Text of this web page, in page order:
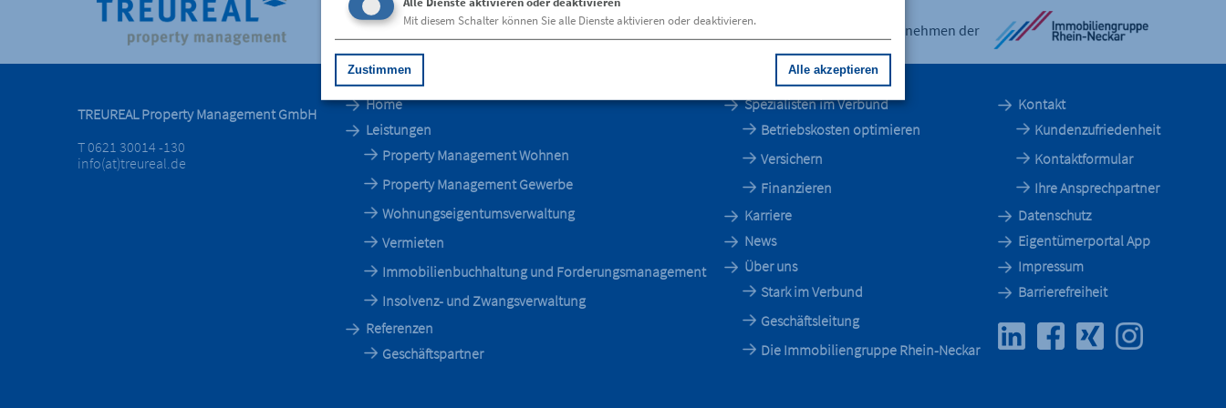
Ein Unternehmen der
TREUREAL Property Management GmbH
T 0621 30014 -130
info(at)treureal.de
Home
Leistungen
Property Management Wohnen
Property Management Gewerbe
Wohnungseigentumsverwaltung
Vermieten
Immobilienbuchhaltung und Forderungsmanagement
Insolvenz- und Zwangsverwaltung
Referenzen
Geschäftspartner
Spezialisten im Verbund
Betriebskosten optimieren
Versichern
Finanzieren
Karriere
News
Über uns
Stark im Verbund
Geschäftsleitung
Die Immobiliengruppe Rhein-Neckar
Kontakt
Kundenzufriedenheit
Kontaktformular
Ihre Ansprechpartner
Datenschutz
Eigentümerportal App
Impressum
Barrierefreiheit
Mit diesem Schalter können Sie alle Dienste aktivieren oder deaktivieren.
Zustimmen Alle akzeptieren